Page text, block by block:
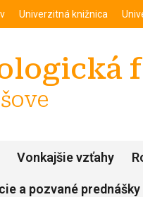
Skočiť na
Univerzitná knižnica
Vonkajšie vzťahy
a pozvané prednášky